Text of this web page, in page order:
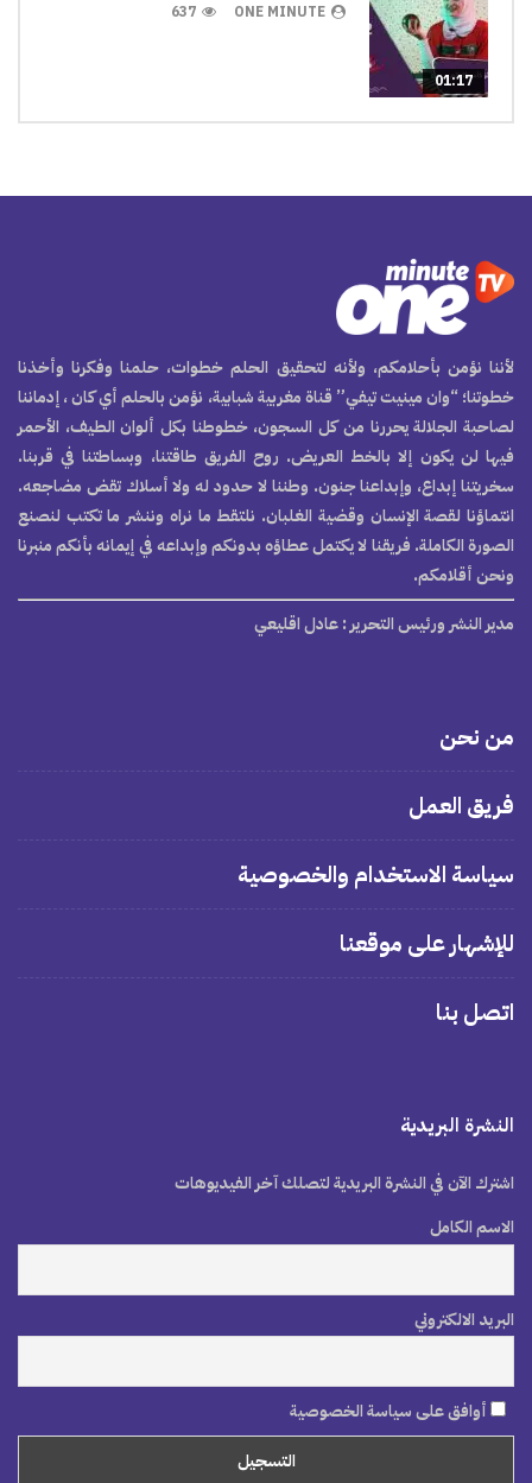
01:17
ONE MINUTE
637
لأننا نؤمن بأحلامكم، ولأنه لتحقيق الحلم خطوات، حلمنا وفكرنا وأخذنا
خطوتنا؛ “وان مينيت تيفي” قناة مغربية شبابية، نؤمن بالحلم أي كان ، إدماننا
لصاحبة الجلالة يحررنا من كل السجون، خطوطنا بكل ألوان الطيف، الأحمر
فيها لن يكون إلا بالخط العريض. روح الفريق طاقتنا، وبساطتنا في قربنا.
سخريتنا إبداع، وإبداعنا جنون. وطننا لا حدود له ولا أسلاك تقض مضاجعه.
انتماؤنا لقصة الإنسان وقضية الغلبان. نلتقط ما نراه وننشر ما تكتب لنصنع
الصورة الكاملة. فريقنا لا يكتمل عطاؤه بدونكم وإبداعه في إيمانه بأنكم منبرنا
ونحن أقلامكم.
مدير النشر ورئيس التحرير: عادل اقليعي
من نحن
فريق العمل
سياسة الاستخدام والخصوصية
للإشهار على موقعنا
اتصل بنا
النشرة البريدية
اشترك الآن في النشرة البريدية لتصلك آخر الفيديوهات
الاسم الكامل
البريد الالكتروني
أوافق على سياسة الخصوصية